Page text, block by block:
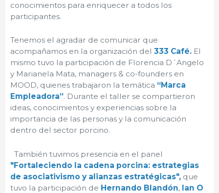
conocimientos para enriquecer a todos los
participantes.
Tenemos el agradar de comunicar que
acompañamos en la organización del 333 Café.El
mismo tuvo la participación de Florencia D´Angelo
y Marianela Mata, managers & co-founders en
MOOD, quienes trabajaron la temática “Marca
Empleadora”. Durante el taller se compartieron
ideas, conocimientos y experiencias sobre la
importancia de las personas y la comunicación
dentro del sector porcino.
También tuvimos presencia en el panel
"Fortaleciendo la cadena porcina: estrategias
de asociativismo y alianzas estratégicas", que
tuvo la participación de Hernando Blandón, Ian O